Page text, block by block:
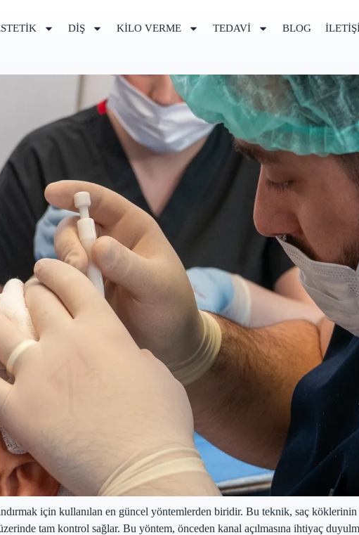
DIŞ KILO VERME TEDAVI BLOG
için kullanılan en güncel yöntemlerden biridir. Bu teknik, saç
tam kontrol sağlar. Bu yöntem, önceden kanal açılmasına ihtiyaç